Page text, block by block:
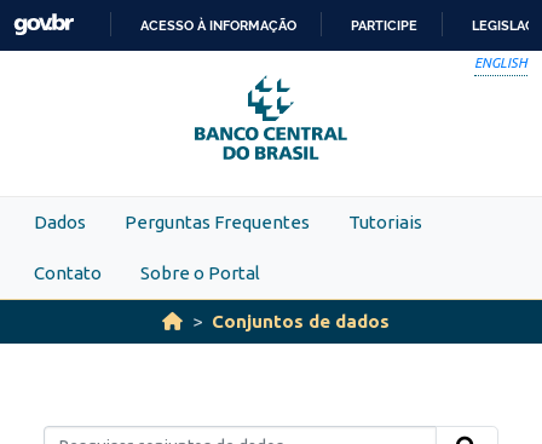
Skip to main content
PARA
O
CONTEÚDO
ACESSO À INFORMAÇÃO PARTICIPE
ENGLISH
Dados Perguntas Frequentes Tutoriais
Contato Sobre o Portal
Conjuntos de dados